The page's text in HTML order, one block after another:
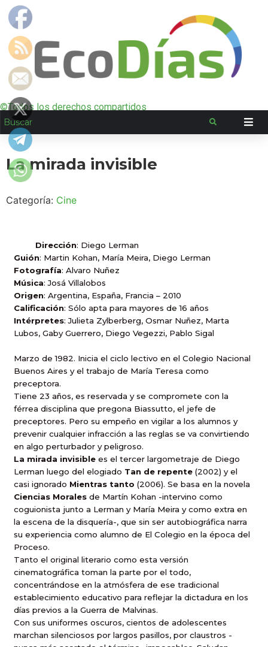
©Todos los derechos compartidos
La mirada invisible
Categoría: Cine
Dirección: Diego Lerman
Guión: Martin Kohan, María Meira, Diego Lerman
Fotografía: Alvaro Nuñez
Música: Josá Villalobos
Origen: Argentina, España, Francia – 2010
Calificación: Sólo apta para mayores de 16 años
Intérpretes: Julieta Zylberberg, Osmar Nuñez, Marta
Lubos, Gaby Guerrero, Diego Vegezzi, Pablo Sigal
Marzo de 1982. Inicia el ciclo lectivo en el Colegio Nacional
Buenos Aires y el trabajo de María Teresa como
preceptora.
Tiene 23 años, es reservada y se compromete con la
férrea disciplina que pregona Biassutto, el jefe de
preceptores. Pero su empeño en vigilar a los alumnos y
prevenir cualquier infracción a las reglas se va convirtiendo
en algo perturbador y peligroso.
La mirada invisible es el tercer largometraje de Diego
Lerman luego del elogiado Tan de repente (2002) y el
casi ignorado Mientras tanto (2006). Se basa en la novela
Ciencias Morales de Martín Kohan -intervino como
coguionista junto a Lerman y María Meira y como extra en
la escena de la disquería-, que sin ser autobiográfica narra
su experiencia como alumno de El Colegio en la época del
Proceso.
Tanto el original literario como esta versión
cinematográfica toman la parte por el todo,
concentrándose en la atmósfera de ese tradicional
establecimiento educativo para reflejar la dictadura en los
días previos a la Guerra de Malvinas.
Con sus uniformes oscuros, cientos de adolescentes
marchan silenciosos por largos pasillos, por claustros -